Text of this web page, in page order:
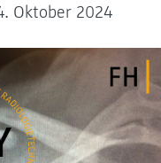
Oktober 2024